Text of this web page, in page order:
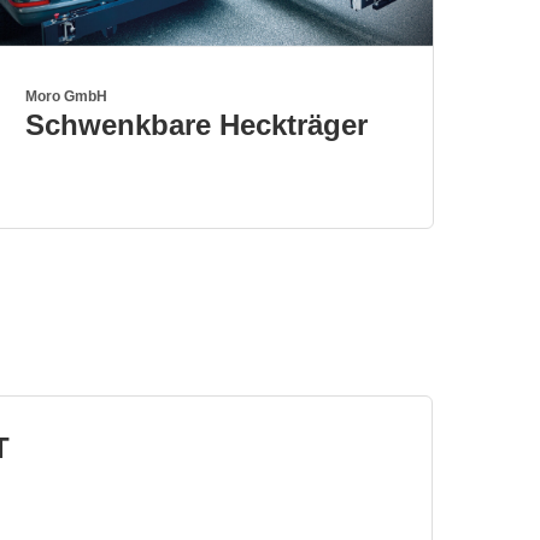
Moro GmbH
Schwenkbare Heckträger